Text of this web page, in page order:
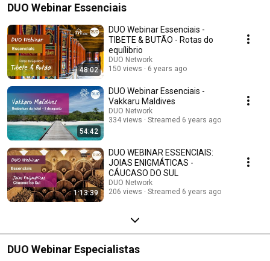
DUO Webinar Essenciais
48:02
DUO Webinar Essenciais -
TIBETE & BUTÃO - Rotas do
equílibrio
DUO Network
150 views
6 years ago
54:42
DUO Webinar Essenciais -
Vakkaru Maldives
DUO Network
334 views
Streamed 6 years ago
1:13:39
DUO WEBINAR ESSENCIAIS:
JOIAS ENIGMÁTICAS -
CÁUCASO DO SUL
DUO Network
206 views
Streamed 6 years ago
DUO Webinar Especialistas